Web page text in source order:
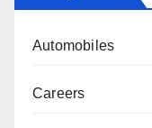
Automobiles
Careers